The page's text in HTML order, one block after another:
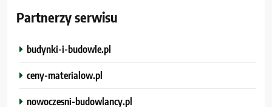
Partnerzy serwisu
budynki-i-budowle.pl
ceny-materialow.pl
nowoczesni-budowlancy.pl